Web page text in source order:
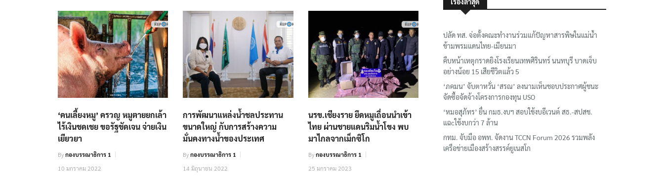
‘คนเลี้ยงหมู’ ครวญ หมูตายยกเล้า
ไร้เงินชดเชย ขอรัฐชัดเจน จ่ายเงิน
เยียวยา
Byกองบรรณาธิการ 1
10 มกราคม 2022
การพัฒนาแหล่งน้ำชลประทาน
ขนาดใหญ่ กับการสร้างความ
มั่นคงทางน้ำของประเทศ
Byกองบรรณาธิการ 1
14 มิถุนายน 2022
นรข.เชียงราย ยึดหมูเถื่อนนำเข้า
ไทย ผ่านชายแดนริมน้ำโขง พบ
มาไกลจากเม็กซิโก
Byกองบรรณาธิการ 1
25 มกราคม 2023
ปลัด ทส. จ่อตั้งคณะทำงานร่วมแก้ปัญหาสารพิษในแม่น้ำ
ข้ามพรมแดนไทย-เมียนมา
คืบหน้าเหตุกราดยิงโรงเรียนเทพศิรินทร์ นนทบุรี บาดเจ็บ
อย่างน้อย 15 เสียชีวิตแล้ว 5
‘ภคมน’ จับตาหวั่น ‘สรณ’ ลงนามเห็นชอบประกาศผู้ชนะ
จัดซื้อจัดจ้างโครงการกองทุน USO
‘หมอสุภัทร’ ยื่น กมธ.งบฯ สอบใช้งบอีเวนต์ สธ.-สปสช.
แฉcใช้งบกว่า 7 ล้าน
กทม. จับมือ อพท. จัดงาน TCCN Forum 2026 รวมพลัง
เครือข่ายเมืองสร้างสรรค์ยูเนสโก